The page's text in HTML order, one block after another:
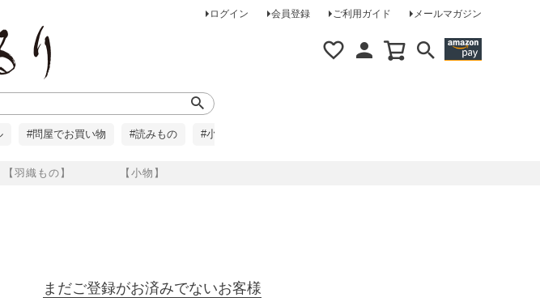
ログイン 会員登録 ご利用ガイド メールマガジン
【羽織もの】 【小物】
#問屋でお買い物 #読みもの #小柄な方に
まだご登録がお済みでないお客様